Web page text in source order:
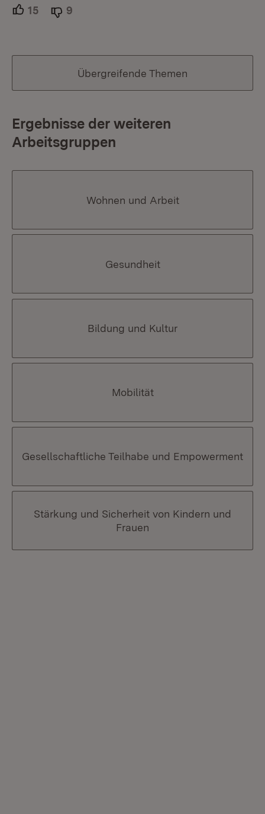
15 Unterstützer.
9
Übergreifende Themen
Ergebnisse der weiteren
Arbeitsgruppen
Wohnen und Arbeit
Gesundheit
Bildung und Kultur
Mobilität
Gesellschaftliche Teilhabe und Empowerment
Stärkung und Sicherheit von Kindern und
Frauen